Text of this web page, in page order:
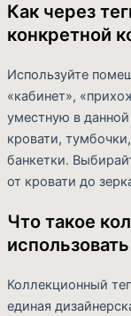
Как через
конкретной
Используйте
«кабинет»,
уместную в данной
кровати,
банкетки.
от кровати до
Что такое
использовать
Коллекционный
единая